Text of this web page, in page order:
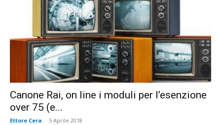
Canone Rai, on line i moduli per l’esenzione
over 75 (e...
Ettore Cera - 5 Aprile 2018